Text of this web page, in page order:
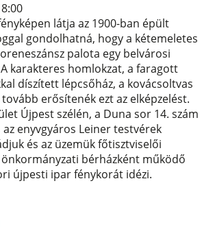
látja az 1900-ban épült
gondolhatná, hogy a kétemeletes
palota egy belvárosi
karakteres homlokzat, a faragott
díszített lépcsőház, a kovácsoltvas
erősítenék ezt az elképzelést.
Újpest szélén, a Duna sor 14. szám
enyvgyáros Leiner testvérek
és az üzemük főtisztviselői
önkormányzati bérházként működő
újpesti ipar fénykorát idézi.